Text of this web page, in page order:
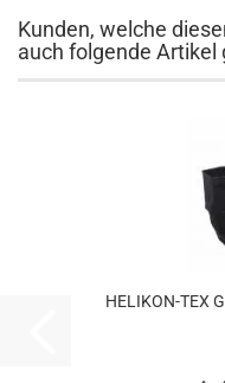
Kunden, welche
auch folgende Artikel
HELIKON-TEX